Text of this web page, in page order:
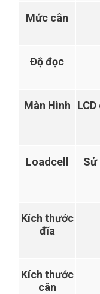
Mức cân
Độ đọc
Màn Hình
Loadcell Sử
Kích thước
đĩa
Kích thước
cân